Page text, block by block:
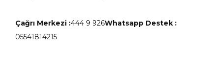
Çağrı Merkezi :444 9 926Whatsapp Destek :
05541814215